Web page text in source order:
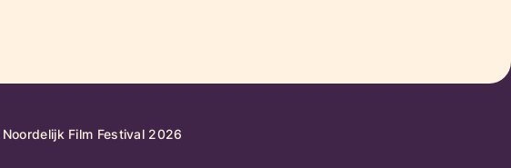
Film Festival 2026